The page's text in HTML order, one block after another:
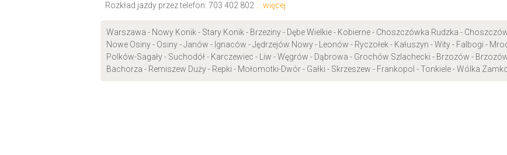
Rozkład jazdy przez telefon: 703 402 802 ... więcej
Warszawa - Nowy Konik - Stary Konik - Brzeziny - Dębe Wielkie - Kobierne - Choszczówka Rudzka -
Nowe Osiny - Osiny - Janów - Ignaców - Jędrzejów Nowy - Leonów - Ryczołek - Kałuszyn - Wity - Falbogi -
Polków-Sagały - Suchodół - Karczewiec - Liw - Węgrów - Dąbrowa - Grochów Szlachecki - Brzozów -
Bachorza - Remiszew Duży - Repki - Mołomotki-Dwór - Gałki - Skrzeszew - Frankopol - Tonkiele - Wólka